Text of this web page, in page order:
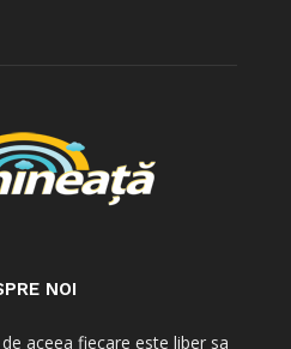
NOI
aceea fiecare este liber sa